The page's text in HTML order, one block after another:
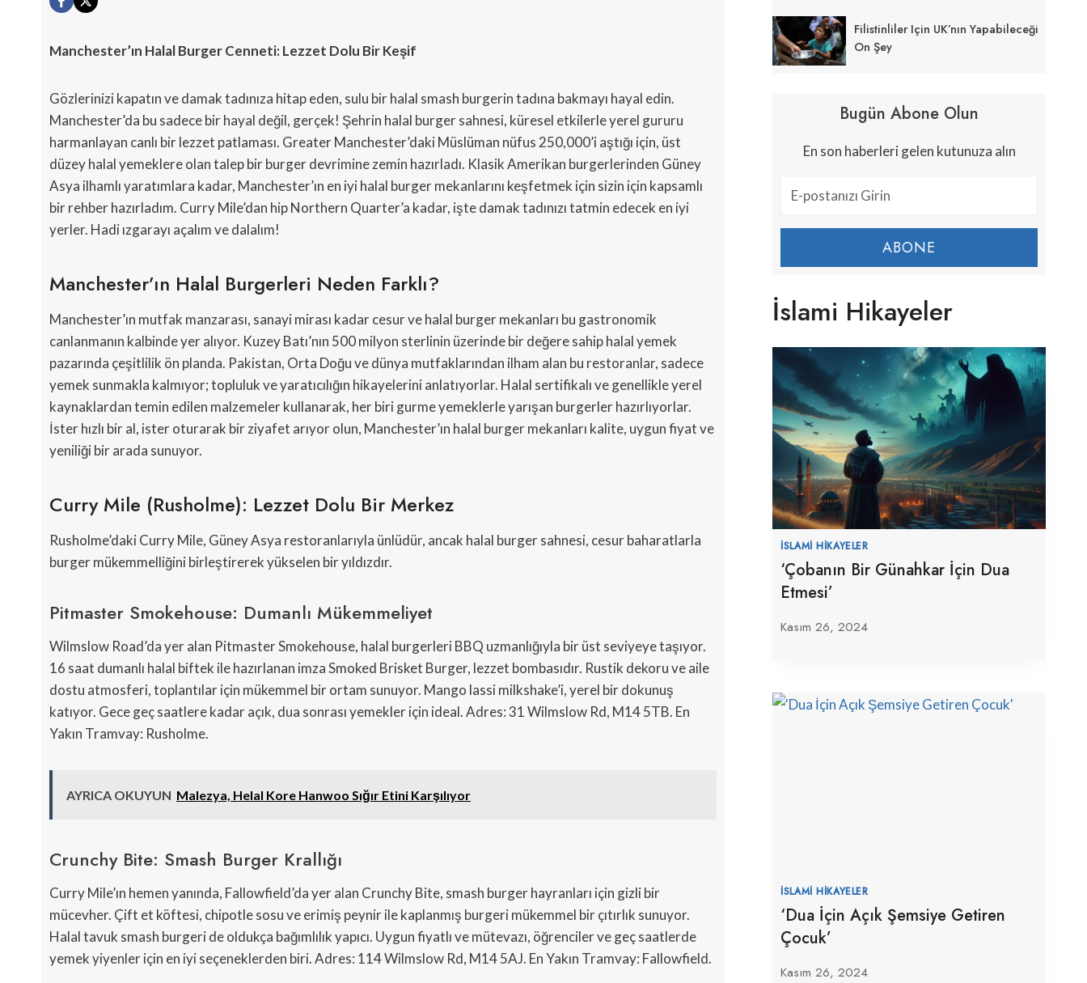
Manchester’ın Halal Burger Cenneti: Lezzet Dolu Bir Keşif
Gözlerinizi kapatın ve damak tadınıza hitap eden, sulu bir halal smash burgerin tadına bakmayı hayal edin.
Manchester’da bu sadece bir hayal değil, gerçek! Şehrin halal burger sahnesi, küresel etkilerle yerel gururu
harmanlayan canlı bir lezzet patlaması. Greater Manchester’daki Müslüman nüfus 250,000’i aştığı için, üst
düzey halal yemeklere olan talep bir burger devrimine zemin hazırladı. Klasik Amerikan burgerlerinden Güney
Asya ilhamlı yaratımlara kadar, Manchester’ın en iyi halal burger mekanlarını keşfetmek için sizin için kapsamlı
bir rehber hazırladım. Curry Mile’dan hip Northern Quarter’a kadar, işte damak tadınızı tatmin edecek en iyi
yerler. Hadi ızgarayı açalım ve dalalım!
Manchester’ın Halal Burgerleri Neden Farklı?
Manchester’ın mutfak manzarası, sanayi mirası kadar cesur ve halal burger mekanları bu gastronomik
canlanmanın kalbinde yer alıyor. Kuzey Batı’nın 500 milyon sterlinin üzerinde bir değere sahip halal yemek
pazarında çeşitlilik ön planda. Pakistan, Orta Doğu ve dünya mutfaklarından ilham alan bu restoranlar, sadece
yemek sunmakla kalmıyor; topluluk ve yaratıcılığın hikayelerini anlatıyorlar. Halal sertifikalı ve genellikle yerel
kaynaklardan temin edilen malzemeler kullanarak, her biri gurme yemeklerle yarışan burgerler hazırlıyorlar.
İster hızlı bir al, ister oturarak bir ziyafet arıyor olun, Manchester’ın halal burger mekanları kalite, uygun fiyat ve
yeniliği bir arada sunuyor.
Curry Mile (Rusholme): Lezzet Dolu Bir Merkez
Rusholme’daki Curry Mile, Güney Asya restoranlarıyla ünlüdür, ancak halal burger sahnesi, cesur baharatlarla
burger mükemmelliğini birleştirerek yükselen bir yıldızdır.
Pitmaster Smokehouse: Dumanlı Mükemmeliyet
Wilmslow Road’da yer alan Pitmaster Smokehouse, halal burgerleri BBQ uzmanlığıyla bir üst seviyeye taşıyor.
16 saat dumanlı halal biftek ile hazırlanan imza Smoked Brisket Burger, lezzet bombasıdır. Rustik dekoru ve aile
dostu atmosferi, toplantılar için mükemmel bir ortam sunuyor. Mango lassi milkshake’i, yerel bir dokunuş
katıyor. Gece geç saatlere kadar açık, dua sonrası yemekler için ideal. Adres: 31 Wilmslow Rd, M14 5TB. En
Yakın Tramvay: Rusholme.
AYRICA OKUYUN Malezya, Helal Kore Hanwoo Sığır Etini Karşılıyor
Crunchy Bite: Smash Burger Krallığı
Curry Mile’ın hemen yanında, Fallowfield’da yer alan Crunchy Bite, smash burger hayranları için gizli bir
mücevher. Çift et köftesi, chipotle sosu ve erimiş peynir ile kaplanmış burgeri mükemmel bir çıtırlık sunuyor.
Halal tavuk smash burgeri de oldukça bağımlılık yapıcı. Uygun fiyatlı ve mütevazı, öğrenciler ve geç saatlerde
yemek yiyenler için en iyi seçeneklerden biri. Adres: 114 Wilmslow Rd, M14 5AJ. En Yakın Tramvay: Fallowfield.
Filistinliler Için UK’nın Yapabileceği
On Şey
Bugün Abone Olun
En son haberleri gelen kutunuza alın
ABONE
İslami Hikayeler
İSLAMI HIKAYELER
‘Çobanın Bir Günahkar İçin Dua
Etmesi’
Kasım 26, 2024
İSLAMI HIKAYELER
‘Dua İçin Açık Şemsiye Getiren
Çocuk’
Kasım 26, 2024